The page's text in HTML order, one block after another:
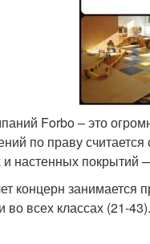
Forbo – это
по праву
настенных покрытий
концерн занимается
во всех классах (21-